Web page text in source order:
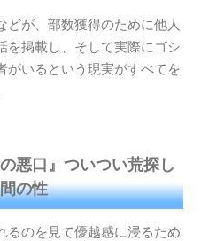
どが、部数獲得のために他人
を掲載し、そして実際にゴシ
がいるという現実がすべてを
悪口』ついつい荒探し
の性
るのを見て優越感に浸るため